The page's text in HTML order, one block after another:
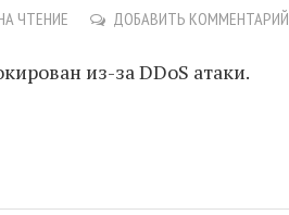
ЧТЕНИЕ ДОБАВИТЬ КОММЕНТАРИЙ
из-за DDoS атаки.